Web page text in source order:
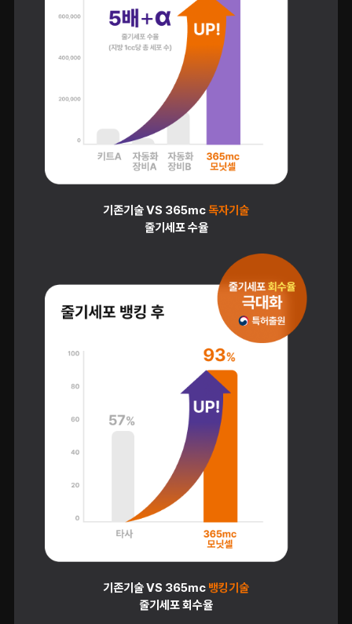
기존기술 VS 365mc독자기술
줄기세포 수율
기존기술 VS 365mc 뱅킹기술
줄기세포 회수율